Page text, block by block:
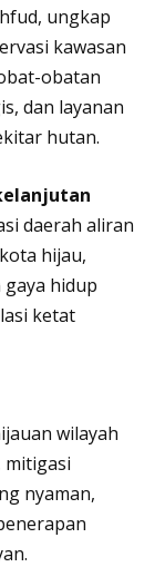
ungkap
kawasan
obatan
dan layanan
hutan.
daerah aliran
hijau,
hidup
ketat
wilayah
mitigasi
nyaman,